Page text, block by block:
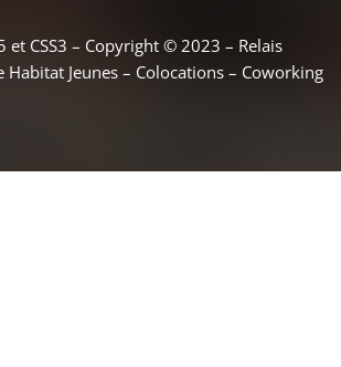
et CSS3 – Copyright © 2023 – Relais
Habitat Jeunes – Colocations – Coworking